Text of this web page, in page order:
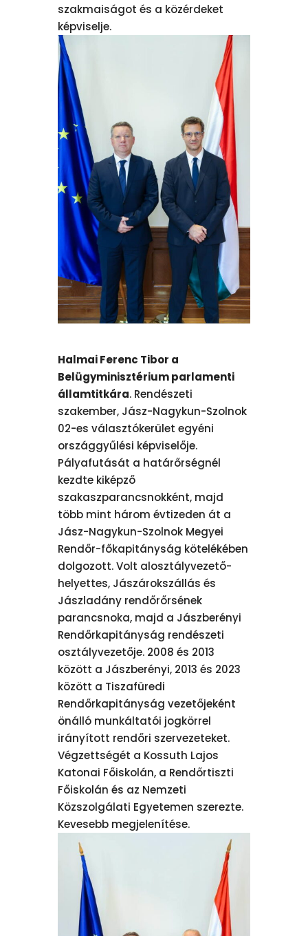
szakmaiságot és a közérdeket
képviselje.
Halmai Ferenc Tibor a
Belügyminisztérium parlamenti
államtitkára. Rendészeti
szakember, Jász-Nagykun-Szolnok
02-es választókerület egyéni
országgyűlési képviselője.
Pályafutását a határőrségnél
kezdte kiképző
szakaszparancsnokként, majd
több mint három évtizeden át a
Jász-Nagykun-Szolnok Megyei
Rendőr-főkapitányság kötelékében
dolgozott. Volt alosztályvezető-
helyettes, Jászárokszállás és
Jászladány rendőrőrsének
parancsnoka, majd a Jászberényi
Rendőrkapitányság rendészeti
osztályvezetője. 2008 és 2013
között a Jászberényi, 2013 és 2023
között a Tiszafüredi
Rendőrkapitányság vezetőjeként
önálló munkáltatói jogkörrel
irányított rendőri szervezeteket.
Végzettségét a Kossuth Lajos
Katonai Főiskolán, a Rendőrtiszti
Főiskolán és az Nemzeti
Közszolgálati Egyetemen szerezte.
Kevesebb megjelenítése.